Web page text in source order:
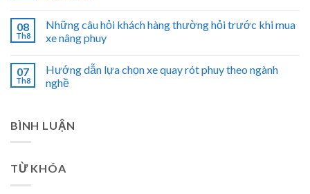
08
Th8
Những câu hỏi khách hàng thường hỏi trước khi mua
xe nâng phuy
07
Th8
Hướng dẫn lựa chọn xe quay rót phuy theo ngành
nghề
BÌNH LUẬN
TỪ KHÓA